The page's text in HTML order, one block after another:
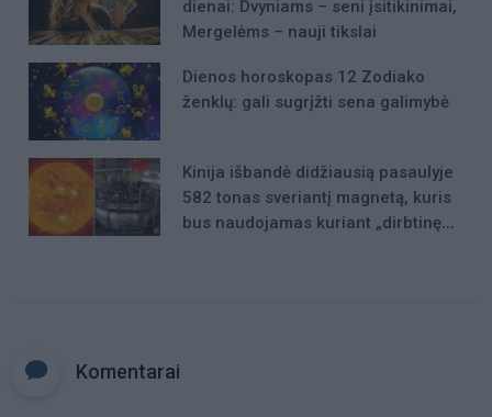
dienai: Dvyniams – seni įsitikinimai,
Mergelėms – nauji tikslai
Dienos horoskopas 12 Zodiako
ženklų: gali sugrįžti sena galimybė
Kinija išbandė didžiausią pasaulyje
582 tonas sveriantį magnetą, kuris
bus naudojamas kuriant „dirbtinę
Komentarai